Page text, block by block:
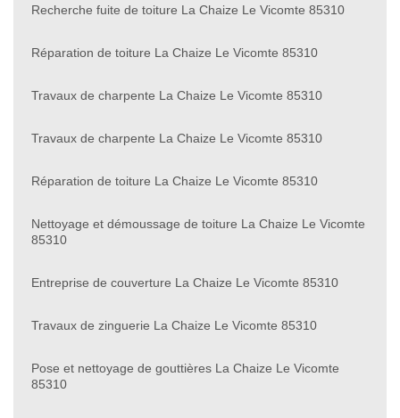
Recherche fuite de toiture La Chaize Le Vicomte 85310
Réparation de toiture La Chaize Le Vicomte 85310
Travaux de charpente La Chaize Le Vicomte 85310
Travaux de charpente La Chaize Le Vicomte 85310
Réparation de toiture La Chaize Le Vicomte 85310
Nettoyage et démoussage de toiture La Chaize Le Vicomte
85310
Entreprise de couverture La Chaize Le Vicomte 85310
Travaux de zinguerie La Chaize Le Vicomte 85310
Pose et nettoyage de gouttières La Chaize Le Vicomte
85310